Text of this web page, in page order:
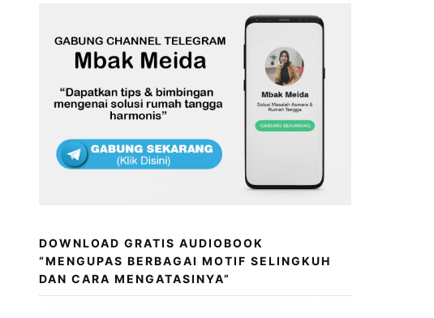
DOWNLOAD GRATIS AUDIOBOOK
“MENGUPAS BERBAGAI MOTIF SELINGKUH
DAN CARA MENGATASINYA”